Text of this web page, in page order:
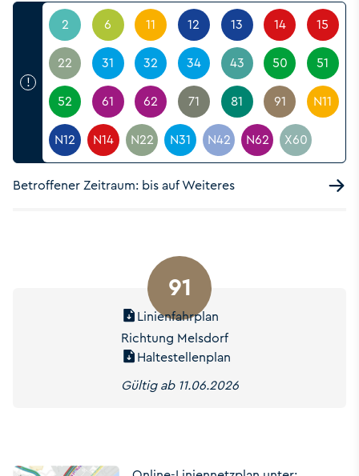
!
2 6 11 12 13 14 15
22 31 32 34 43 50 51
52 61 62 71 81 91 N11
N12 N14 N22 N31 N42 N62 X60
Betroffener Zeitraum: bis auf Weiteres
91
Linienfahrplan
Richtung Melsdorf
Haltestellenplan
Gültig ab 11.06.2026